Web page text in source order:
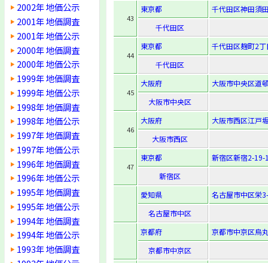
2002年 地価公示
2001年 地価調査
2001年 地価公示
2000年 地価調査
2000年 地価公示
1999年 地価調査
1999年 地価公示
1998年 地価調査
1998年 地価公示
1997年 地価調査
1997年 地価公示
1996年 地価調査
1996年 地価公示
1995年 地価調査
1995年 地価公示
1994年 地価調査
1994年 地価公示
1993年 地価調査
43
東京都
千代田区神田須
千代田区
44
東京都
千代田区麹町2
千代田区
45
大阪府
大阪市中央区道
大阪市中央区
46
大阪府
大阪市西区江戸
大阪市西区
47
東京都
新宿区新宿2-19-
新宿区
愛知県
名古屋市中区栄
名古屋市中区
京都府
京都市中京区烏
京都市中京区